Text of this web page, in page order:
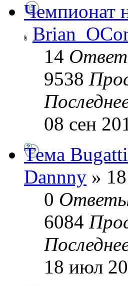
Чемпионат
14
9538
08 сен
Тема Bugatti
Dannny »
0
6084
18 июл